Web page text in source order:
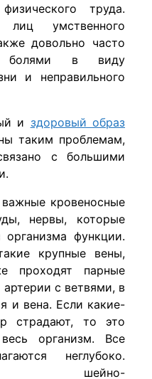
труда.
лиц умственного
довольно часто
болями в виду
и неправильного
и здоровый образ
таким проблемам,
с большими
кровеносные
нервы, которые
функции.
крупные вены,
проходят парные
с ветвями, в
и вена. Если какие-
страдают, то это
организм. Все
неглубоко.